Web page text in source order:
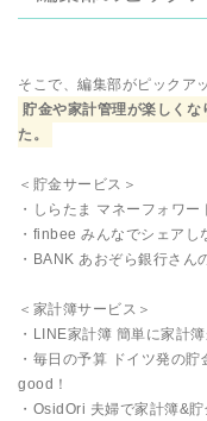
そこで、編集部がピックア
貯金や家計管理が楽しくな
た。
＜貯金サービス＞
・しらたま マネーフォワ
・finbee みんなでシェアし
・BANK あおぞら銀行さん
＜家計簿サービス＞
・LINE家計簿 簡単に家計
・毎日の予算 ドイツ発の
good！
・OsidOri 夫婦で家計簿&